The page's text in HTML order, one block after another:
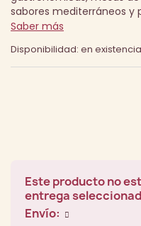
sabores mediterráneos y
Saber más
Disponibilidad: en
Este producto no
entrega
Envío: